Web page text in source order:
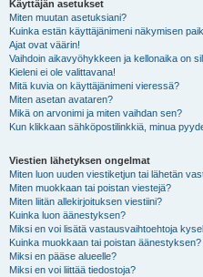
Käyttäjän asetukset
Miten muutan asetuksiani?
Kuinka estän käyttäjänimeni näkymisen
Ajat ovat väärin!
Vaihdoin aikavyöhykkeen ja kellonaika on
Kieleni ei ole valittavana!
Mitä kuvia on käyttäjänimeni vieressä?
Miten asetan avataren?
Mikä on arvonimi ja miten vaihdan sen?
Kun klikkaan sähköpostilinkkiä, minua
Viestien lähetyksen ongelmat
Miten luon uuden viestiketjun tai lähetän
Miten muokkaan tai poistan viestejä?
Miten liitän allekirjoituksen viestiini?
Kuinka luon äänestyksen?
Miksi en voi lisätä vastausvaihtoehtoja
Kuinka muokkaan tai poistan äänestyksen?
Miksi en pääse alueelle?
Miksi en voi liittää tiedostoja?